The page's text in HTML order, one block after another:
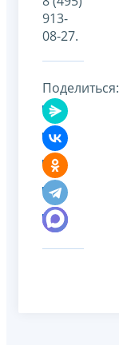
913-
08-27.
Поделиться: